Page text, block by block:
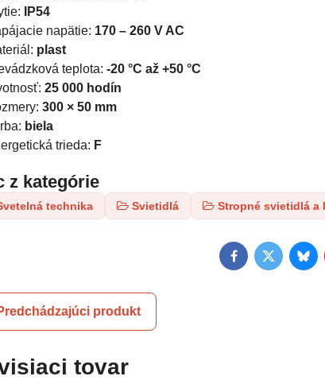
IP54
napätie: 170 – 260 V AC
plast
teplota:-20 °C až +50 °C
25 000 hodín
300 × 50 mm
biela
trieda: F
z kategórie
technika Svietidlá Stropné svietidlá a
FacebookTwitter
produkt
tovar